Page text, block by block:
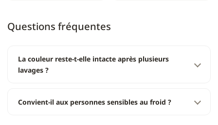
Questions fréquentes
La couleur reste-t-elle intacte après plusieurs
lavages ?
Convient-il aux personnes sensibles au froid ?